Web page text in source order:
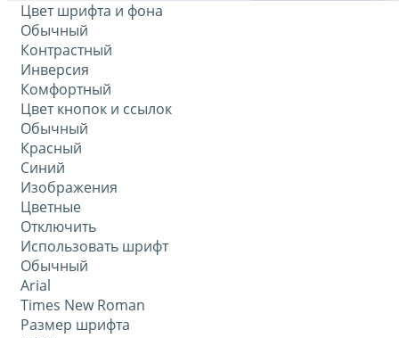
Цвет шрифта и фона
Обычный
Контрастный
Инверсия
Комфортный
Цвет кнопок и ссылок
Обычный
Красный
Синий
Изображения
Цветные
Отключить
Использовать шрифт
Обычный
Arial
Times New Roman
Размер шрифта